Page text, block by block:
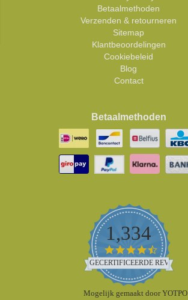
Betaalmethoden
Verzenden & retourneren
Sitemap
Klantbeoordelingen
Cookiebeleid
Blog
Contact
Betaalmethoden
1,334
4.5
star
rating
GECERTIFICEERDE REVIEWS
Mogelijk gemaakt door YOTPO